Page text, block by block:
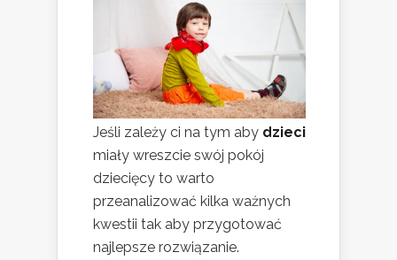
Jeśli zależy ci na tym aby dzieci
miały wreszcie swój pokój
dziecięcy to warto
przeanalizować kilka ważnych
kwestii tak aby przygotować
najlepsze rozwiązanie.